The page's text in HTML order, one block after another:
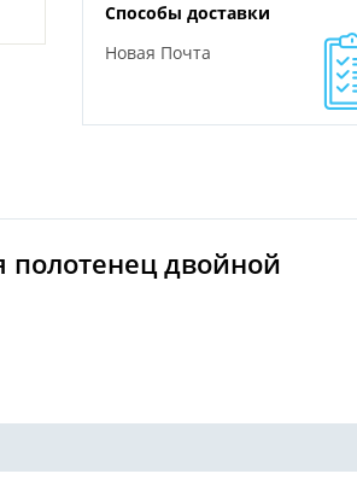
Способы доставки
Новая Почта
полотенец двойной